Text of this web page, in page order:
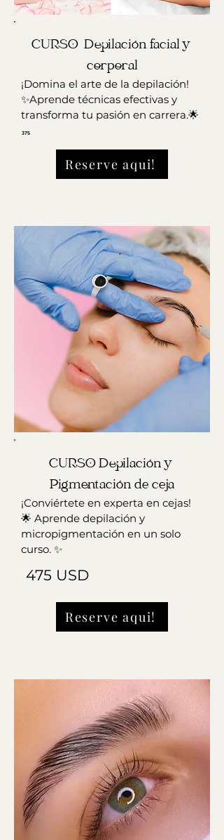
CURSO  Depilación facial y
corporal
¡Domina el arte de la depilación!
✨Aprende técnicas efectivas y
transforma tu pasión en carrera.🌟
375
Reserve aqui!
CURSO Depilación y
Pigmentación de ceja
¡Conviértete en experta en cejas!
🌟 Aprende depilación y
micropigmentación en un solo
curso. ✨
475 USD
Reserve aqui!